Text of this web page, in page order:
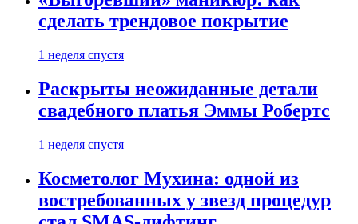
сделать трендовое покрытие
1 неделя спустя
Раскрыты неожиданные детали
свадебного платья Эммы Робертс
1 неделя спустя
Косметолог Мухина: одной из
востребованных у звезд процедур